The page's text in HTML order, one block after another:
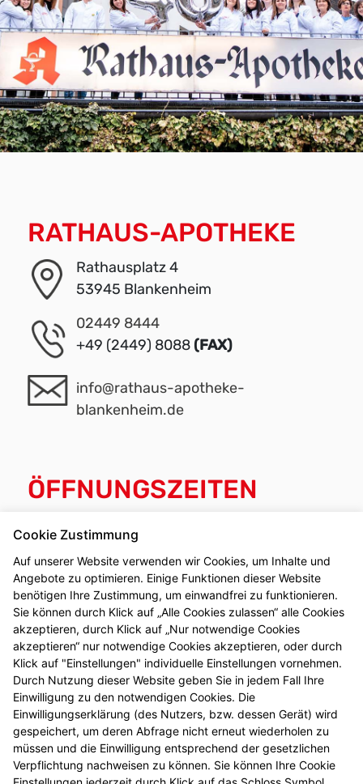
RATHAUS-APOTHEKE
Rathausplatz 4
53945 Blankenheim
02449 8444
+49 (2449) 8088 (FAX)
info@rathaus-apotheke-
blankenheim.de
ÖFFNUNGSZEITEN
Sa: 09:00-13:00
Cookie Zustimmung
Auf unserer Website verwenden wir Cookies, um Inhalte und
Angebote zu optimieren. Einige Funktionen dieser Website
benötigen Ihre Zustimmung, um einwandfrei zu funktionieren.
Sie können durch Klick auf „Alle Cookies zulassen“ alle Cookies
akzeptieren, durch Klick auf „Nur notwendige Cookies
akzeptieren“ nur notwendige Cookies akzeptieren, oder durch
Klick auf "Einstellungen" individuelle Einstellungen vornehmen.
Durch Nutzung dieser Website geben Sie in jedem Fall Ihre
Einwilligung zu den notwendigen Cookies. Die
Einwilligungserklärung (des Nutzers, bzw. dessen Gerät) wird
gespeichert, um deren Abfrage nicht erneut wiederholen zu
müssen und die Einwilligung entsprechend der gesetzlichen
Verpflichtung nachweisen zu können. Sie können Ihre Cookie